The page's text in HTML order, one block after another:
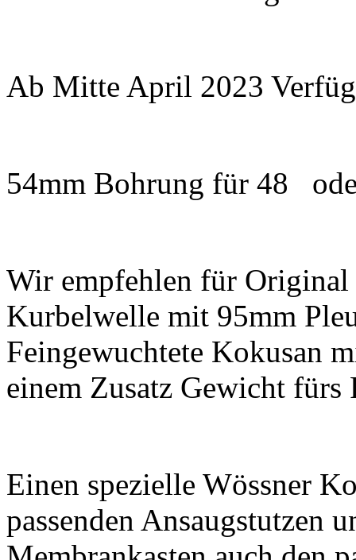
Ab Mitte April 2023
54mm Bohrung für 48
Wir empfehlen für Original
Kurbelwelle mit 95mm
Feingewuchtete Kokusan
einem Zusatz Gewicht fürs
Einen spezielle Wössner
passenden Ansaugstutzen